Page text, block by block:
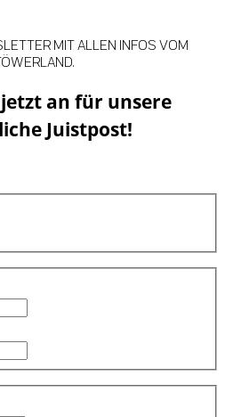
an für unsere
Juistpost!
MIT ALLEN INFOS VOM